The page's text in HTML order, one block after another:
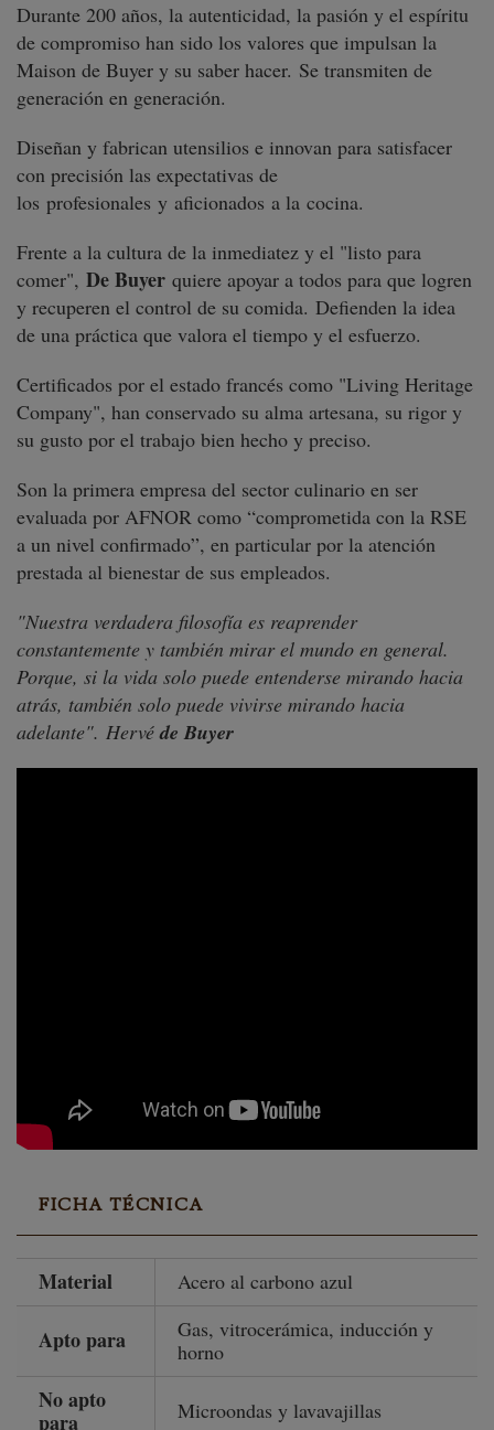
Durante 200 años, la autenticidad, la pasión y el espíritu
de compromiso han sido los valores que impulsan la
Maison de Buyer y su saber hacer. Se transmiten de
generación en generación.
Diseñan y fabrican utensilios e innovan para satisfacer
con precisión las expectativas de
los profesionales y aficionados a la cocina.
Frente a la cultura de la inmediatez y el "listo para
comer", De Buyer quiere apoyar a todos para que logren
y recuperen el control de su comida. Defienden la idea
de una práctica que valora el tiempo y el esfuerzo.
Certificados por el estado francés como "Living Heritage
Company", han conservado su alma artesana, su rigor y
su gusto por el trabajo bien hecho y preciso.
Son la primera empresa del sector culinario en ser
evaluada por AFNOR como “comprometida con la RSE
a un nivel confirmado”, en particular por la atención
prestada al bienestar de sus empleados.
"Nuestra verdadera filosofía es reaprender
constantemente y también mirar el mundo en general.
Porque, si la vida solo puede entenderse mirando hacia
atrás, también solo puede vivirse mirando hacia
adelante". Hervéde Buyer
FICHA TÉCNICA
Material Acero al carbono azul
Apto para
Gas, vitrocerámica, inducción y
horno
No apto
para
Microondas y lavavajillas